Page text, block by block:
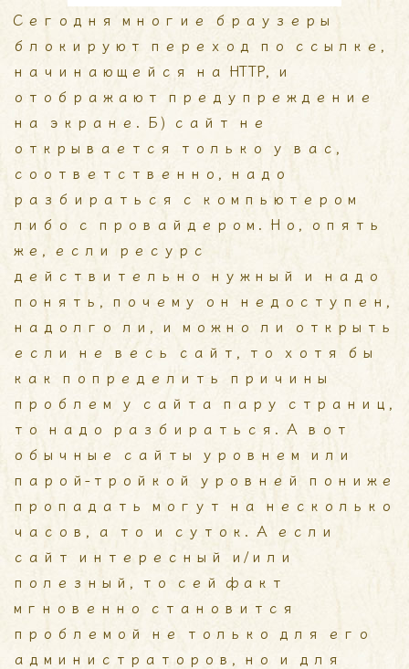
Сегодня многие браузеры
блокируют переход по ссылке,
начинающейся на HTTP, и
отображают предупреждение
на экране. Б) сайт не
открывается только у вас,
соответственно, надо
разбираться с компьютером
либо с провайдером. Но, опять
же, если ресурс
действительно нужный и надо
понять, почему он недоступен,
надолго ли, и можно ли открыть
если не весь сайт, то хотя бы
как попределить причины
проблем у сайта пару страниц,
то надо разбираться. А вот
обычные сайты уровнем или
парой-тройкой уровней пониже
пропадать могут на несколько
часов, а то и суток. А если
сайт интересный и/или
полезный, то сей факт
мгновенно становится
проблемой не только для его
администраторов, но и для